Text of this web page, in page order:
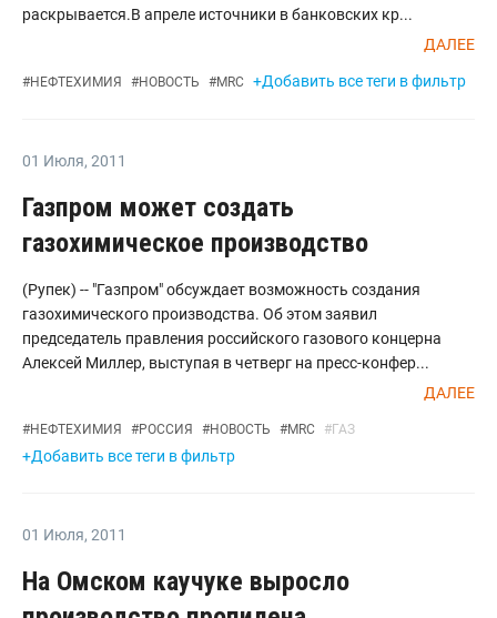
раскрывается.В апреле источники в банковских кр...
ДАЛЕЕ
#НЕФТЕХИМИЯ #НОВОСТЬ #MRC +Добавить все теги в фильтр
01 Июля, 2011
Газпром может создать
газохимическое производство
(Рупек) -- "Газпром" обсуждает возможность создания
газохимического производства. Об этом заявил
председатель правления российского газового концерна
Алексей Миллер, выступая в четверг на пресс-конфер...
ДАЛЕЕ
#НЕФТЕХИМИЯ #РОССИЯ #НОВОСТЬ #MRC #ГАЗ
+Добавить все теги в фильтр
01 Июля, 2011
На Омском каучуке выросло